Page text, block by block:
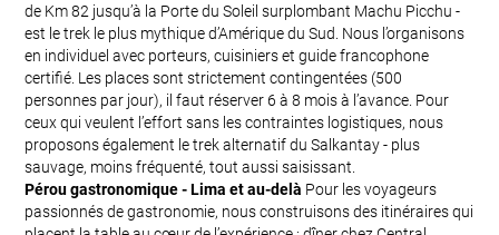
de Km 82 jusqu’à la Porte du Soleil surplombant Machu Picchu -
est le trek le plus mythique d’Amérique du Sud. Nous l’organisons
en individuel avec porteurs, cuisiniers et guide francophone
certifié. Les places sont strictement contingentées (500
personnes par jour), il faut réserver 6 à 8 mois à l’avance. Pour
ceux qui veulent l’effort sans les contraintes logistiques, nous
proposons également le trek alternatif du Salkantay - plus
sauvage, moins fréquenté, tout aussi saisissant.
Pérou gastronomique - Lima et au-delà Pour les voyageurs
passionnés de gastronomie, nous construisons des itinéraires qui